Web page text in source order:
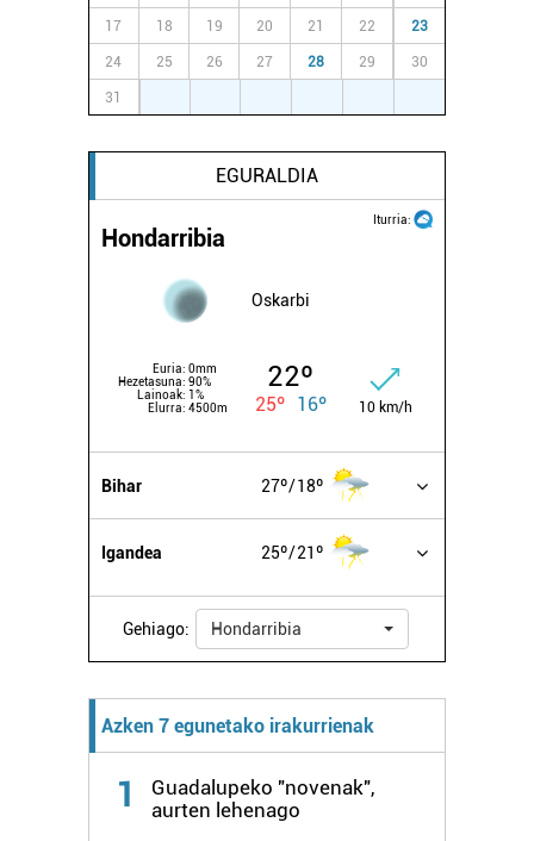
17 18 19 20 21 22 23
24 25 26 27 28 29 30
31
EGURALDIA
Iturria:
Hondarribia
Oskarbi
Euria: 0mm
Hezetasuna: 90%
Lainoak: 1%
Elurra: 4500m
22º
25º 16º 10 km/h
Bihar 27º 18º
Igandea 25º 21º
Gehiago: Hondarribia
Azken 7 egunetako irakurrienak
1
Guadalupeko "novenak",
aurten lehenago